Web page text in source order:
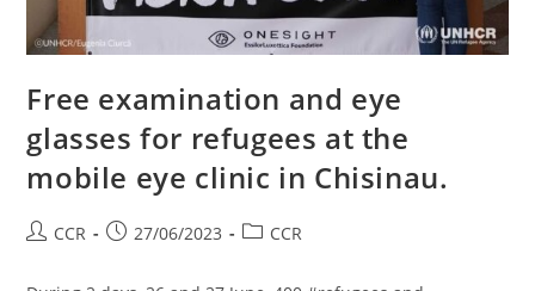
Free examination and eye
glasses for refugees at the
mobile eye clinic in Chisinau.
CCR 27/06/2023 CCR